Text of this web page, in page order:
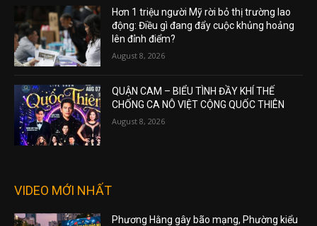
Hơn 1 triệu người Mỹ rời bỏ thị trường lao
động: Điều gì đang đẩy cuộc khủng hoảng
lên đỉnh điểm?
August 8, 2026
QUẬN CAM – BIỂU TÌNH ĐẦY KHÍ THẾ
CHỐNG CA NÔ VIỆT CỘNG QUỐC THIÊN
August 8, 2026
VIDEO MỚI NHẤT
Phương Hằng gây bão mạng, Phường kiểu